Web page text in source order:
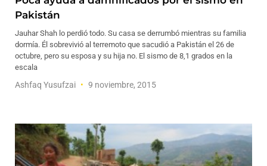
Pakistán
Jauhar Shah lo perdió todo. Su casa se derrumbó mientras su familia
dormía. Él sobrevivió al terremoto que sacudió a Pakistán el 26 de
octubre, pero su esposa y su hija no. El sismo de 8,1 grados en la
escala
Ashfaq Yusufzai 9 noviembre, 2015